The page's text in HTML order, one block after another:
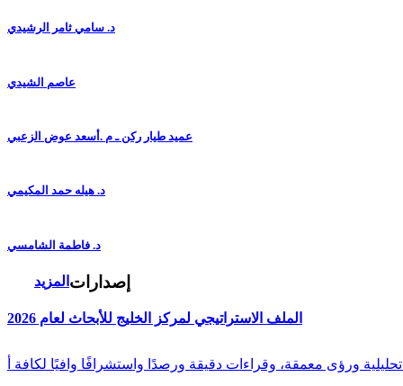
د. سامي ثامر الرشيدي
عاصم الشيدي
عميد طيار ركن ـ م .أسعد عوض الزعبي
د. هيله حمد المكيمي
د. فاطمة الشامسي
المزيد إصدارات
الملف الاستراتيجي لمركز الخليج للأبحاث لعام 2026